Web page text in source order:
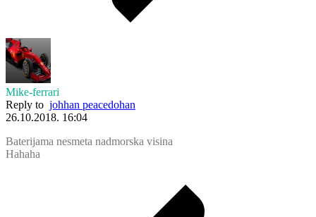
Mike-ferrari
Reply to johhan peacedohan
26.10.2018. 16:04
Baterijama nesmeta nadmorska visina
Hahaha